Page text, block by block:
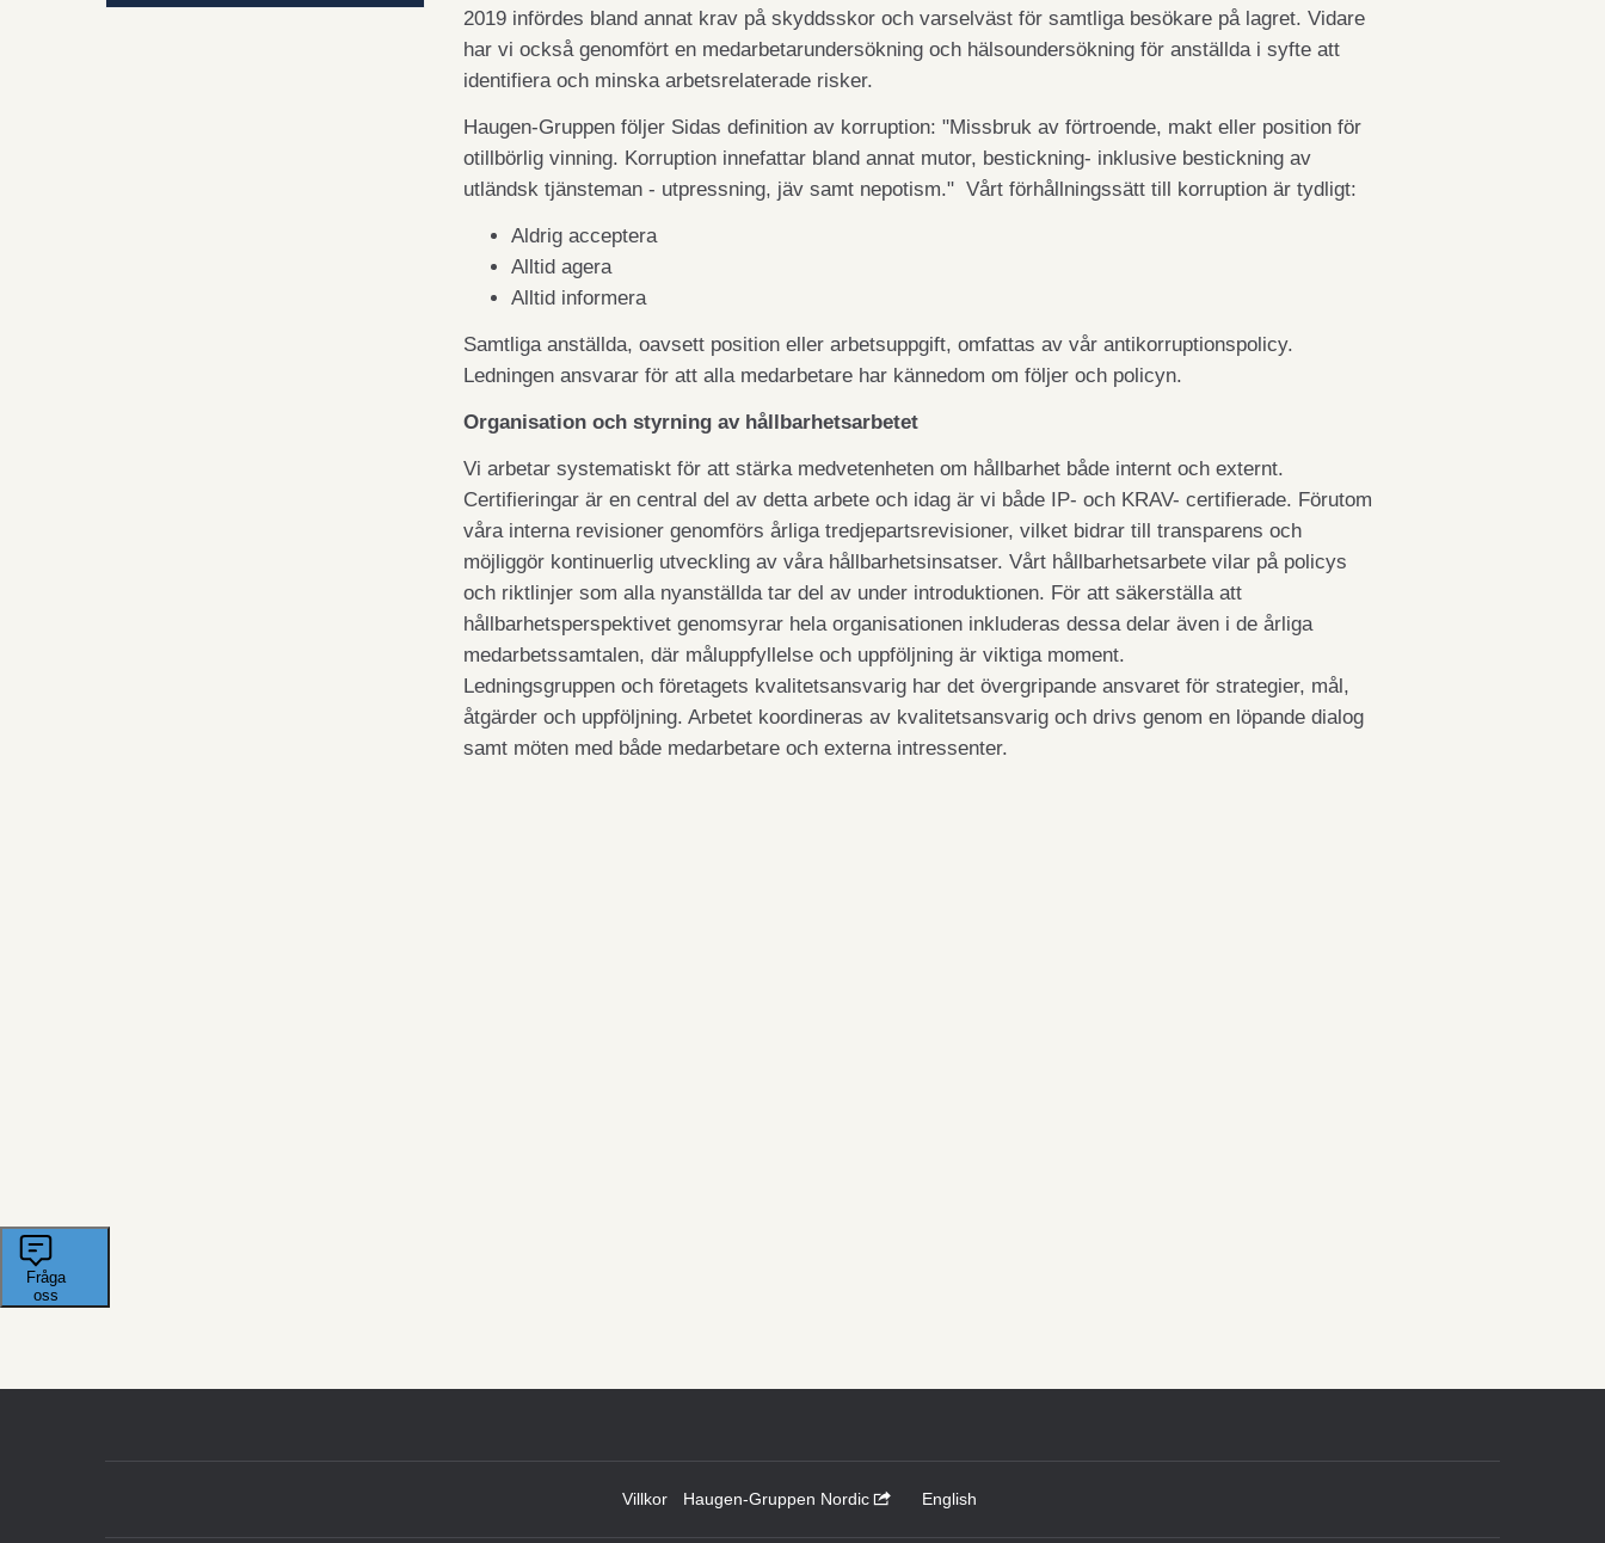
2019 infördes bland annat krav på skyddsskor och varselväst för samtliga besökare på lagret. Vidare
har vi också genomfört en medarbetarundersökning och hälsoundersökning för anställda i syfte att
identifiera och minska arbetsrelaterade risker.
Haugen-Gruppen följer Sidas definition av korruption: "Missbruk av förtroende, makt eller position för
otillbörlig vinning. Korruption innefattar bland annat mutor, bestickning- inklusive bestickning av
utländsk tjänsteman - utpressning, jäv samt nepotism." Vårt förhållningssätt till korruption är tydligt:
Aldrig acceptera
Alltid agera
Alltid informera
Samtliga anställda, oavsett position eller arbetsuppgift, omfattas av vår antikorruptionspolicy.
Ledningen ansvarar för att alla medarbetare har kännedom om följer och policyn.
Organisation och styrning av hållbarhetsarbetet
Vi arbetar systematiskt för att stärka medvetenheten om hållbarhet både internt och externt.
Certifieringar är en central del av detta arbete och idag är vi både IP- och KRAV- certifierade. Förutom
våra interna revisioner genomförs årliga tredjepartsrevisioner, vilket bidrar till transparens och
möjliggör kontinuerlig utveckling av våra hållbarhetsinsatser. Vårt hållbarhetsarbete vilar på policys
och riktlinjer som alla nyanställda tar del av under introduktionen. För att säkerställa att
hållbarhetsperspektivet genomsyrar hela organisationen inkluderas dessa delar även i de årliga
medarbetssamtalen, där måluppfyllelse och uppföljning är viktiga moment.
Ledningsgruppen och företagets kvalitetsansvarig har det övergripande ansvaret för strategier, mål,
åtgärder och uppföljning. Arbetet koordineras av kvalitetsansvarig och drivs genom en löpande dialog
samt möten med både medarbetare och externa intressenter.
Villkor Haugen-Gruppen Nordic English